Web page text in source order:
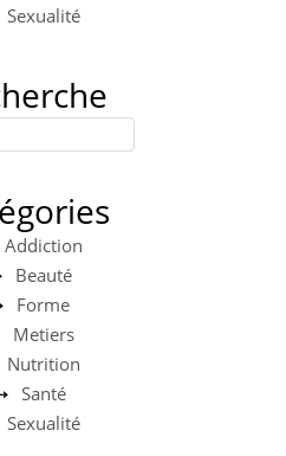
Sexualité
Addiction
Beauté
Forme
Metiers
Nutrition
Santé
Sexualité